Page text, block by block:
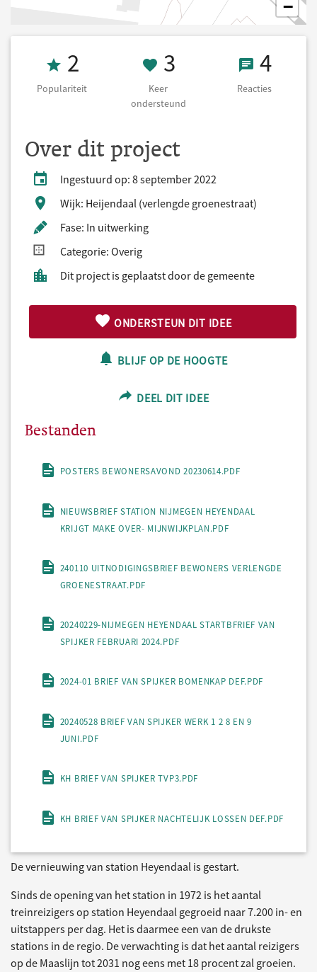
−
Populariteit 2
2
Populariteit
3 Keer
3
Keer
ondersteund
4 4
Reacties
Over dit project
Ingestuurd op: 8 september 2022
Wijk: Heijendaal (verlengde groenestraat)
Fase: In uitwerking
Categorie: Overig
Dit project is geplaatst door de gemeente
ONDERSTEUN DIT IDEE
BLIJF OP DE HOOGTE
DEEL DIT IDEE
Bestanden
POSTERS BEWONERSAVOND 20230614.PDF
NIEUWSBRIEF STATION NIJMEGEN HEYENDAAL
KRIJGT MAKE OVER- MIJNWIJKPLAN.PDF
240110 UITNODIGINGSBRIEF BEWONERS VERLENGDE
GROENESTRAAT.PDF
20240229-NIJMEGEN HEYENDAAL STARTBFRIEF VAN
SPIJKER FEBRUARI 2024.PDF
2024-01 BRIEF VAN SPIJKER BOMENKAP DEF.PDF
20240528 BRIEF VAN SPIJKER WERK 1 2 8 EN 9
JUNI.PDF
KH BRIEF VAN SPIJKER TVP3.PDF
KH BRIEF VAN SPIJKER NACHTELIJK LOSSEN DEF.PDF
De vernieuwing van station Heyendaal is gestart.
Sinds de opening van het station in 1972 is het aantal
treinreizigers op station Heyendaal gegroeid naar 7.200 in- en
uitstappers per dag. Het is daarmee een van de drukste
stations in de regio. De verwachting is dat het aantal reizigers
op de Maaslijn tot 2031 nog eens met 18 procent zal groeien.